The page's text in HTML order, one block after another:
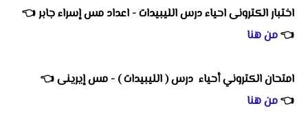
اختبار الكترونى احياء درس الليبيدات - اعداد مس إسراء جابر👈
👈من هنا
امتحان الكتروني أحياء درس ( الليبيدات ) - مس إيرينى👈
👈من هنا